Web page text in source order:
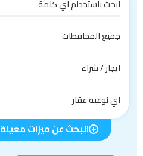
جميع المحافظات
ايجار / شراء
اي نوعيه عقار
البحث عن ميزات معينة